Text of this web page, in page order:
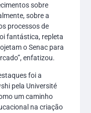
sobre
sobre a
processos de
fantástica, repleta
o Senac para
enfatizou.
foi a
pela Université
um caminho
na criação